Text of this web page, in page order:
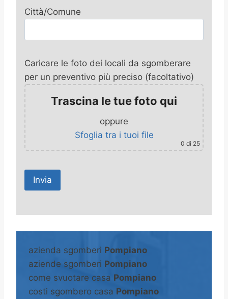
Città/Comune
Caricare le foto dei locali da sgomberare
per un preventivo più preciso (facoltativo)
Trascina le tue foto qui
oppure
Sfoglia tra i tuoi file
0 di 25
A
e
n
a
azienda sgomberi Pompiano
aziende sgomberi Pompiano
come svuotare casa Pompiano
costi sgombero casa Pompiano